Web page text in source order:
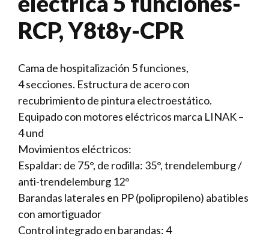
RCP, Y8t8y-CPR
Cama de hospitalización 5 funciones,
4 secciones. Estructura de acero con
recubrimiento de pintura electroestático.
Equipado con motores eléctricos marca LINAK –
4 und
Movimientos eléctricos:
Espaldar: de 75°, de rodilla: 35°, trendelemburg /
anti-trendelemburg 12°
Barandas laterales en PP (polipropileno) abatibles
con amortiguador
Control integrado en barandas: 4